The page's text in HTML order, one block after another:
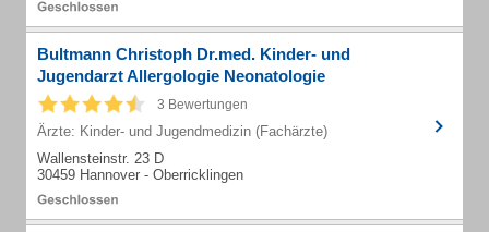
Bultmann Christoph Dr.med. Kinder- und
Jugendarzt Allergologie Neonatologie
3 Bewertungen
Ärzte: Kinder- und Jugendmedizin (Fachärzte)
Wallensteinstr. 23 D
30459 Hannover - Oberricklingen